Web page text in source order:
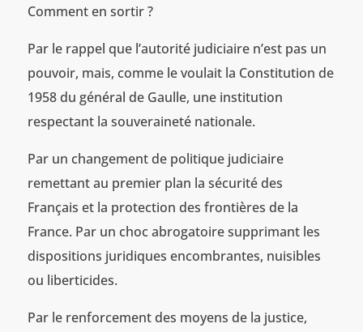
Comment en sortir ?
Par le rappel que l’autorité judiciaire n’est pas un
pouvoir, mais, comme le voulait la Constitution de
1958 du général de Gaulle, une institution
respectant la souveraineté nationale.
Par un changement de politique judiciaire
remettant au premier plan la sécurité des
Français et la protection des frontières de la
France. Par un choc abrogatoire supprimant les
dispositions juridiques encombrantes, nuisibles
ou liberticides.
Par le renforcement des moyens de la justice,